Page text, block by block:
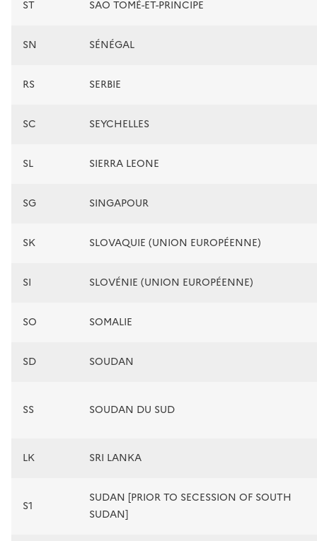
ST SAO TOMÉ-ET-PRINCIPE
SN SÉNÉGAL
RS SERBIE
SC SEYCHELLES
SL SIERRA LEONE
SG SINGAPOUR
SK SLOVAQUIE (UNION EUROPÉENNE)
SI SLOVÉNIE (UNION EUROPÉENNE)
SO SOMALIE
SD SOUDAN
SS SOUDAN DU SUD
LK SRI LANKA
S1
SUDAN [PRIOR TO SECESSION OF SOUTH
SUDAN]